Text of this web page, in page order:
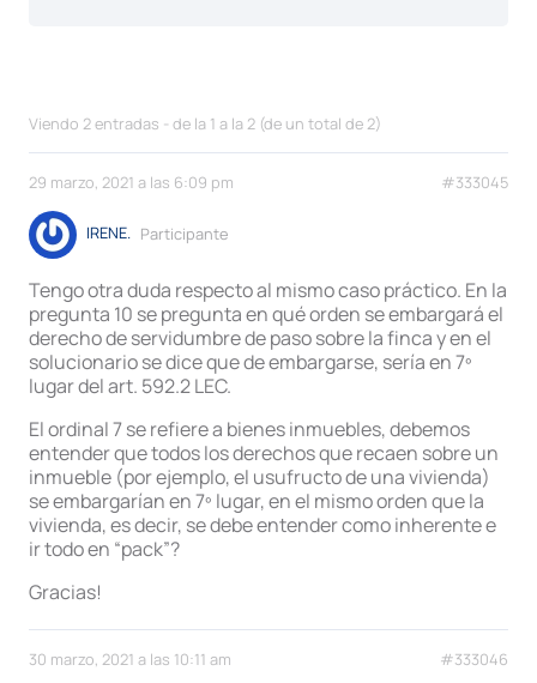
Viendo 2 entradas - de la 1 a la 2 (de un total de 2)
29 marzo, 2021 a las 6:09 pm #333045
IRENE. Participante
Tengo otra duda respecto al mismo caso práctico. En la
pregunta 10 se pregunta en qué orden se embargará el
derecho de servidumbre de paso sobre la finca y en el
solucionario se dice que de embargarse, sería en 7º
lugar del art. 592.2 LEC.
El ordinal 7 se refiere a bienes inmuebles, debemos
entender que todos los derechos que recaen sobre un
inmueble (por ejemplo, el usufructo de una vivienda)
se embargarían en 7º lugar, en el mismo orden que la
vivienda, es decir, se debe entender como inherente e
ir todo en “pack”?
Gracias!
30 marzo, 2021 a las 10:11 am #333046